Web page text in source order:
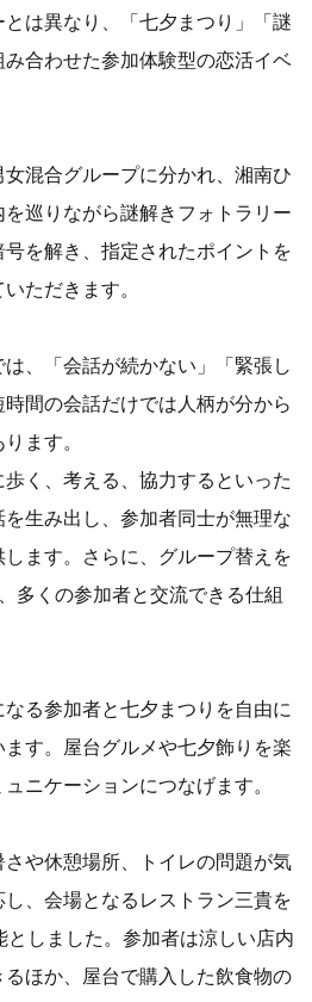
は異なり、「七夕まつり」「謎
合わせた参加体験型の恋活イベ
混合グループに分かれ、湘南ひ
巡りながら謎解きフォトラリー
を解き、指定されたポイントを
ただきます。
、「会話が続かない」「緊張し
間の会話だけでは人柄が分から
ます。
く、考える、協力するといった
生み出し、参加者同士が無理な
ます。さらに、グループ替えを
多くの参加者と交流できる仕組
る参加者と七夕まつりを自由に
す。屋台グルメや七夕飾りを楽
ニケーションにつなげます。
や休憩場所、トイレの問題が気
、会場となるレストラン三貴を
としました。参加者は涼しい店内
ほか、屋台で購入した飲食物の